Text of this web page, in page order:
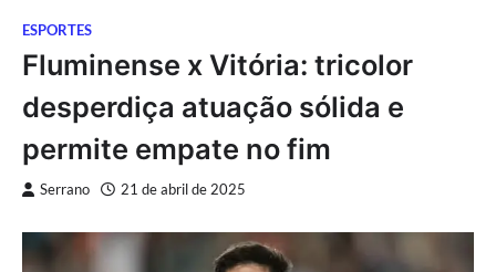
ESPORTES
Fluminense x Vitória: tricolor
desperdiça atuação sólida e
permite empate no fim
Serrano 21 de abril de 2025